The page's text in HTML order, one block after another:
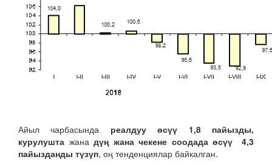
Айыл чарбасында реалдуу өсүү 1,8 пайызды,
курулушта жана дүң жана чекене соодада өсүү 4,3
пайызданды түзүп, оң тенденциялар байкалган.